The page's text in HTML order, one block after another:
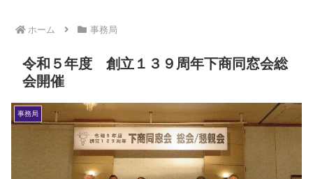
ホーム 事務局
令和５年度 創立１３９周年下商同窓会総
会開催
事務局